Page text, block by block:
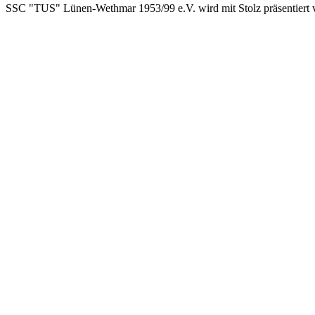
SSC "TUS" Lünen-Wethmar 1953/99 e.V. wird mit Stolz präsentiert